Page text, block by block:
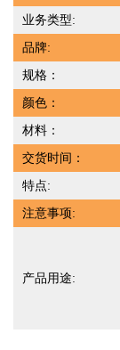
业务类型:
品牌:
规格：
颜色：
材料：
交货时间：
特点:
注意事项:
产品用途: